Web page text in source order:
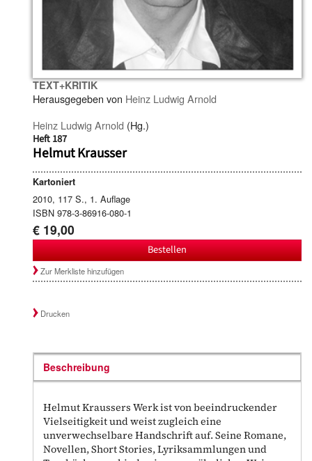
TEXT+KRITIK
Herausgegeben von Heinz Ludwig Arnold
Heinz Ludwig Arnold (Hg.)
Heft 187
Helmut Krausser
Kartoniert
2010, 117 S., 1. Auflage
ISBN 978-3-86916-080-1
€ 19,00
Bestellen
Zur Merkliste hinzufügen
Drucken
Beschreibung
Helmut Kraussers Werk ist von beeindruckender
Vielseitigkeit und weist zugleich eine
unverwechselbare Handschrift auf. Seine Romane,
Novellen, Short Stories, Lyriksammlungen und